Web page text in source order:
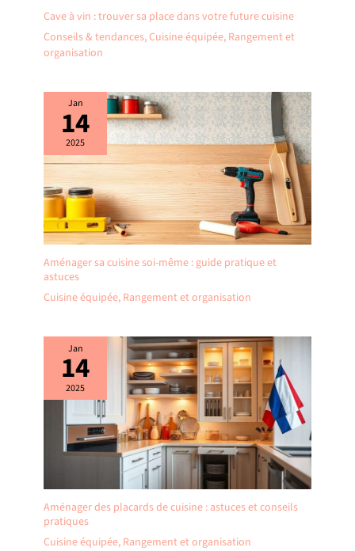
Cave à vin : trouver sa place dans votre future cuisine
Conseils & tendances,Cuisine équipée, Rangement et
organisation
Jan
14
2025
Aménager sa cuisine soi-même : guide pratique et
astuces
Cuisine équipée, Rangement et organisation
Jan
14
2025
Aménager des placards de cuisine : astuces et conseils
pratiques
Cuisine équipée, Rangement et organisation